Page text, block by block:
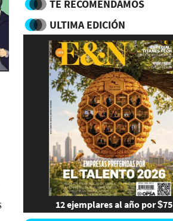
TE RECOMENDAMOS
ULTIMA EDICIÓN
12 ejemplares al año por $75